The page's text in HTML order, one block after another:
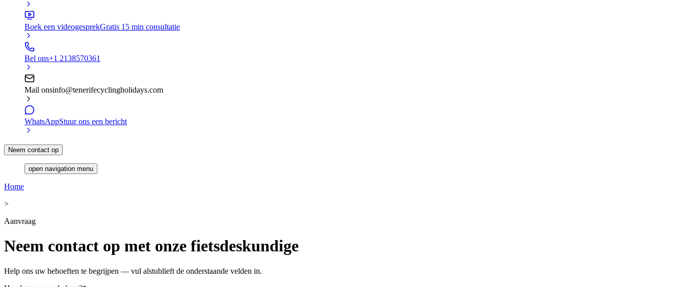
Boek een videogesprekGratis 15 min consultatie
Bel ons+1 2138570361
Mail onsinfo@tenerifecyclingholidays.com
WhatsAppStuur ons een bericht
Neem contact op
open navigation menu
Home
>
Aanvraag
Neem contact op met onze fietsdeskundige
Help ons uw behoeften te begrijpen — vul alstublieft de onderstaande velden in.